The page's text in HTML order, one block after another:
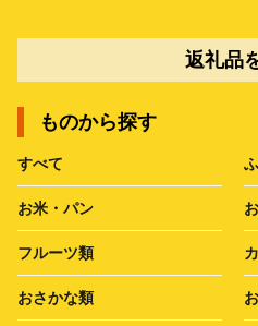
返礼品
ものから探す
すべて
お米・パン
フルーツ類
おさかな類